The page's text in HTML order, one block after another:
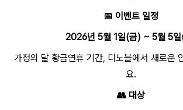
📅 이벤트 일정
2026년 5월 1일(금) ~ 5월 5
가정의 달 황금연휴 기간, 디노블에서 새로운
요.
👥 대상